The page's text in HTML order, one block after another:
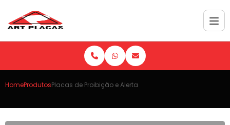
HomeProdutosPlacas de Proibição e Alerta